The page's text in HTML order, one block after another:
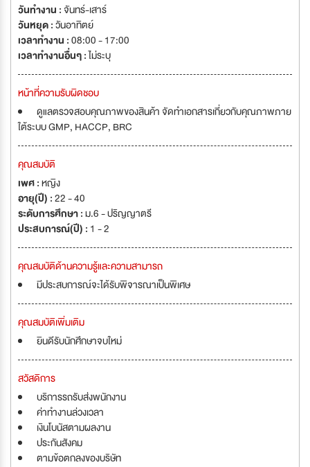
วันทำงาน :จันทร์-เสาร์
วันหยุด :วันอาทิตย์
เวลาทำงาน :08:00 - 17:00
เวลาทำงานอื่นๆ :ไม่ระบุ
หน้าที่ความรับผิดชอบ
ดูแลตรวจสอบคุณภาพของสินค้า จัดทำเอกสารเกี่ยวกับคุณภาพภาย
ใต้ระบบ GMP, HACCP, BRC
คุณสมบัติ
เพศ :หญิง
อายุ(ปี) :22 - 40
ระดับการศึกษา :ม.6 - ปริญญาตรี
ประสบการณ์(ปี) : 1 - 2
คุณสมบัติด้านความรู้และความสามารถ
มีประสบการณ์จะได้รับพิจารณาเป็นพิเศษ
คุณสมบัติเพิ่มเติม
ยินดีรับนักศึกษาจบใหม่
สวัสดิการ
บริการรถรับส่งพนักงาน
ค่าทำงานล่วงเวลา
เงินโบนัสตามผลงาน
ประกันสังคม
ตามข้อตกลงของบริษัท